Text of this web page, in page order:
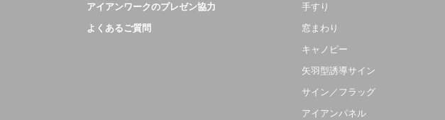
アイアンワークのプレゼン協力
よくあるご質問
手すり
窓まわり
キャノピー
矢羽型誘導サイン
サイン／フラッグ
アイアンパネル